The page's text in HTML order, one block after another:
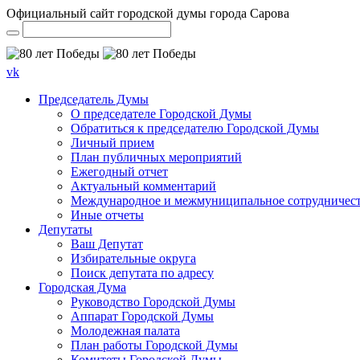
Официальный сайт городской думы города Сарова
vk
Председатель Думы
О председателе Городской Думы
Обратиться к председателю Городской Думы
Личный прием
План публичных мероприятий
Ежегодный отчет
Актуальный комментарий
Международное и межмуниципальное
Иные отчеты
Депутаты
Ваш Депутат
Избирательные округа
Поиск депутата по адресу
Городская Дума
Руководство Городской Думы
Аппарат Городской Думы
Молодежная палата
План работы Городской Думы